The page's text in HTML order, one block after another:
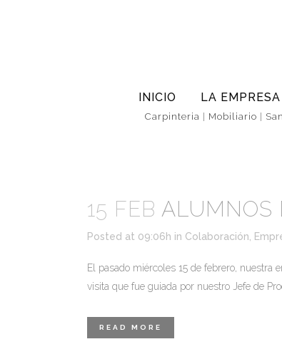
INICIO LA EMPRESA
Carpinteria Mobiliario
15 FEB ALUMNOS
Posted at 09:06h in Colaboración
El pasado miércoles 15 de febrero, nuestra
visita que fue guiada por nuestro Jefe de
READ MORE